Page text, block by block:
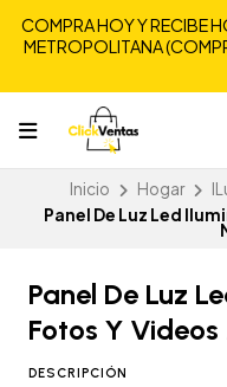
COMPRA HOY Y RECIBE
METROPOLITANA
Inicio Hogar
Panel De Luz Led
Panel De Luz
Fotos Y Videos
DESCRIPCIÓN